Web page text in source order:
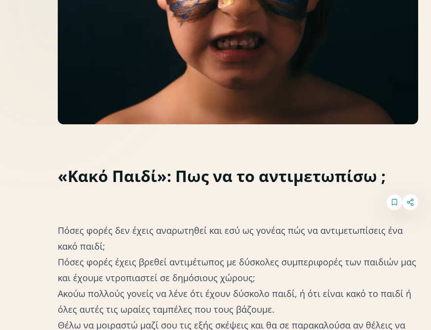
«Κακό Παιδί»: Πως να το αντιμετωπίσω ;
Πόσες φορές δεν έχεις αναρωτηθεί και εσύ ως γονέας πώς να αντιμετωπίσεις ένα
κακό παιδί;
Πόσες φορές έχεις βρεθεί αντιμέτωπος με δύσκολες συμπεριφορές των παιδιών μας
και έχουμε ντροπιαστεί σε δημόσιους χώρους;
Ακούω πολλούς γονείς να λένε ότι έχουν δύσκολο παιδί, ή ότι είναι κακό το παιδί ή
όλες αυτές τις ωραίες ταμπέλες που τους βάζουμε.
Θέλω να μοιραστώ μαζί σου τις εξής σκέψεις και θα σε παρακαλούσα αν θέλεις να